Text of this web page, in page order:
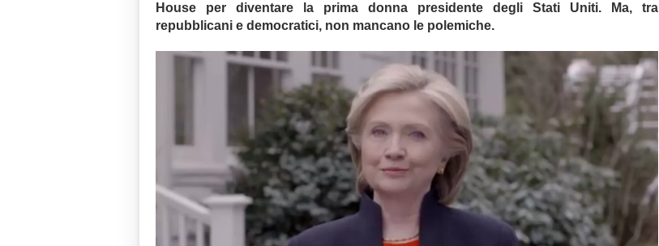
House per diventare la prima donna presidente degli Stati Uniti. Ma, tra
repubblicani e democratici, non mancano le polemiche.